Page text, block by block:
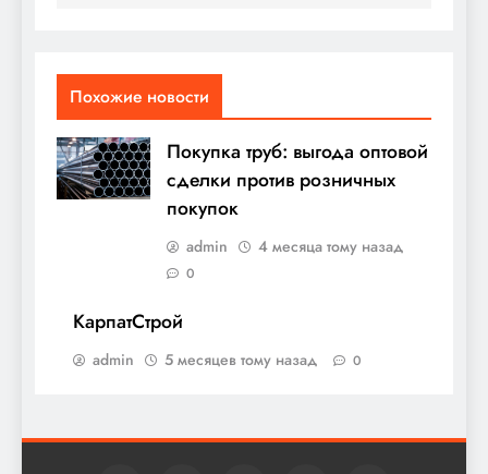
Похожие новости
Покупка труб: выгода оптовой
сделки против розничных
покупок
admin 4 месяца тому назад
0
КарпатСтрой
admin 5 месяцев тому назад 0